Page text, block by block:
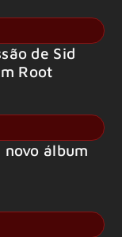
de Sid
Root
novo álbum